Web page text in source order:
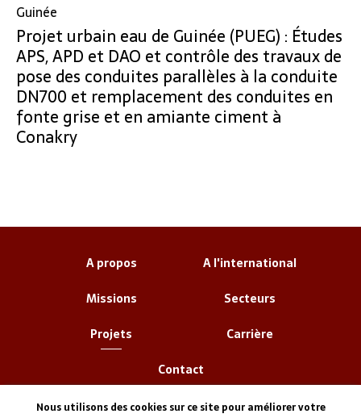
Guinée
Projet urbain eau de Guinée (PUEG) : Études
APS, APD et DAO et contrôle des travaux de
pose des conduites parallèles à la conduite
DN700 et remplacement des conduites en
fonte grise et en amiante ciment à
Conakry
A propos
A l'international
Missions
Secteurs
Projets
Carrière
Contact
Nous utilisons des cookies sur ce site pour améliorer votre